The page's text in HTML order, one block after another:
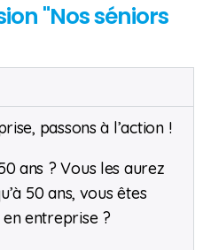
"Nos séniors
passons à l’action !
ans ? Vous les aurez
50 ans, vous êtes
entreprise ?